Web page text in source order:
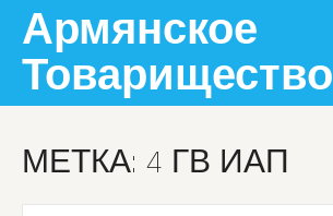
content
Армянское
Товарищество
МЕТКА: 4 ГВ ИАП